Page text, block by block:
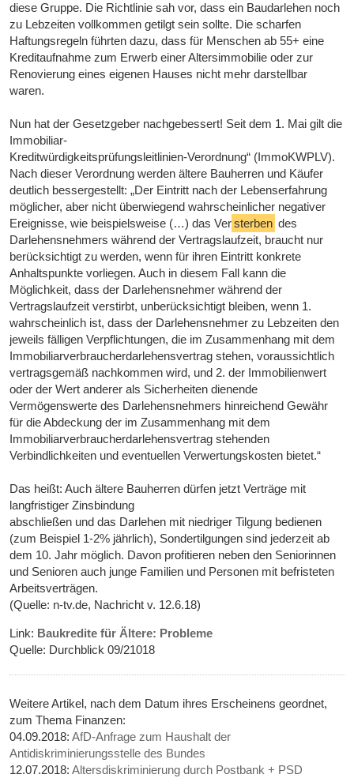
diese Gruppe. Die Richtlinie sah vor, dass ein Baudarlehen noch
zu Lebzeiten vollkommen getilgt sein sollte. Die scharfen
Haftungsregeln führten dazu, dass für Menschen ab 55+ eine
Kreditaufnahme zum Erwerb einer Altersimmobilie oder zur
Renovierung eines eigenen Hauses nicht mehr darstellbar
waren.
Nun hat der Gesetzgeber nachgebessert! Seit dem 1. Mai gilt die
Immobiliar-
Kreditwürdigkeitsprüfungsleitlinien-Verordnung“ (ImmoKWPLV).
Nach dieser Verordnung werden ältere Bauherren und Käufer
deutlich bessergestellt: „Der Eintritt nach der Lebenserfahrung
möglicher, aber nicht überwiegend wahrscheinlicher negativer
Ereignisse, wie beispielsweise (…) das Versterben des
Darlehensnehmers während der Vertragslaufzeit, braucht nur
berücksichtigt zu werden, wenn für ihren Eintritt konkrete
Anhaltspunkte vorliegen. Auch in diesem Fall kann die
Möglichkeit, dass der Darlehensnehmer während der
Vertragslaufzeit verstirbt, unberücksichtigt bleiben, wenn 1.
wahrscheinlich ist, dass der Darlehensnehmer zu Lebzeiten den
jeweils fälligen Verpflichtungen, die im Zusammenhang mit dem
Immobiliarverbraucherdarlehensvertrag stehen, voraussichtlich
vertragsgemäß nachkommen wird, und 2. der Immobilienwert
oder der Wert anderer als Sicherheiten dienende
Vermögenswerte des Darlehensnehmers hinreichend Gewähr
für die Abdeckung der im Zusammenhang mit dem
Immobiliarverbraucherdarlehensvertrag stehenden
Verbindlichkeiten und eventuellen Verwertungskosten bietet.“
Das heißt: Auch ältere Bauherren dürfen jetzt Verträge mit
langfristiger Zinsbindung
abschließen und das Darlehen mit niedriger Tilgung bedienen
(zum Beispiel 1-2% jährlich), Sondertilgungen sind jederzeit ab
dem 10. Jahr möglich. Davon profitieren neben den Seniorinnen
und Senioren auch junge Familien und Personen mit befristeten
Arbeitsverträgen.
(Quelle: n-tv.de, Nachricht v. 12.6.18)
Link: Baukredite für Ältere: Probleme
Quelle: Durchblick 09/21018
Weitere Artikel, nach dem Datum ihres Erscheinens geordnet,
zum Thema Finanzen:
04.09.2018:AfD-Anfrage zum Haushalt der
Antidiskriminierungsstelle des Bundes
12.07.2018:Altersdiskriminierung durch Postbank + PSD